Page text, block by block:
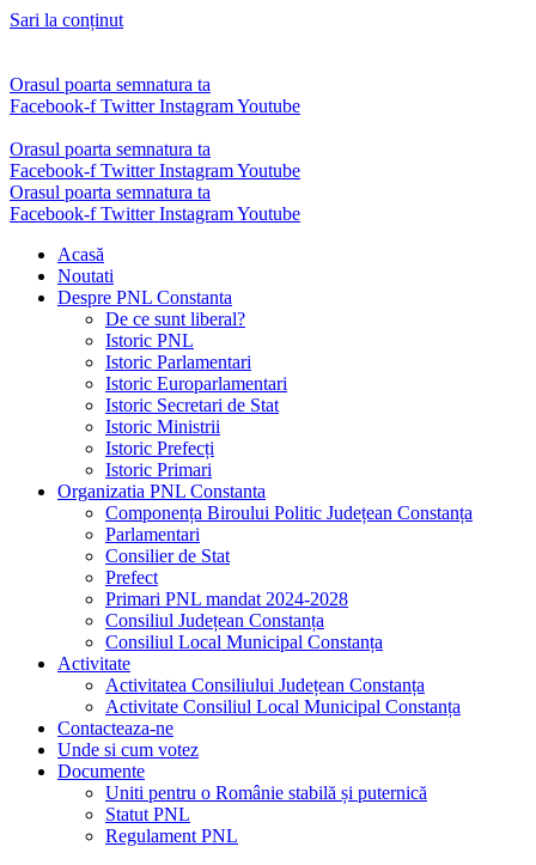
Sari la conținut
Orasul poarta semnatura ta
Facebook-f Twitter InstagramYoutube
Orasul poarta semnatura ta
Facebook-f Twitter InstagramYoutube
Orasul poarta semnatura ta
Facebook-f Twitter InstagramYoutube
Acasă
Noutati
Despre PNL Constanta
De ce sunt liberal?
Istoric PNL
Istoric Parlamentari
Istoric Europarlamentari
Istoric Secretari de Stat
Istoric Ministrii
Istoric Prefecți
Istoric Primari
Organizatia PNL Constanta
Componența Biroului Politic Județean Constanța
Parlamentari
Consilier de Stat
Prefect
Primari PNL mandat 2024-2028
Consiliul Județean Constanța
Consiliul Local Municipal Constanța
Activitate
Activitatea Consiliului Județean Constanța
Activitate Consiliul Local Municipal Constanța
Contacteaza-ne
Unde si cum votez
Documente
Uniti pentru o Românie stabilă și puternică
Statut PNL
Regulament PNL